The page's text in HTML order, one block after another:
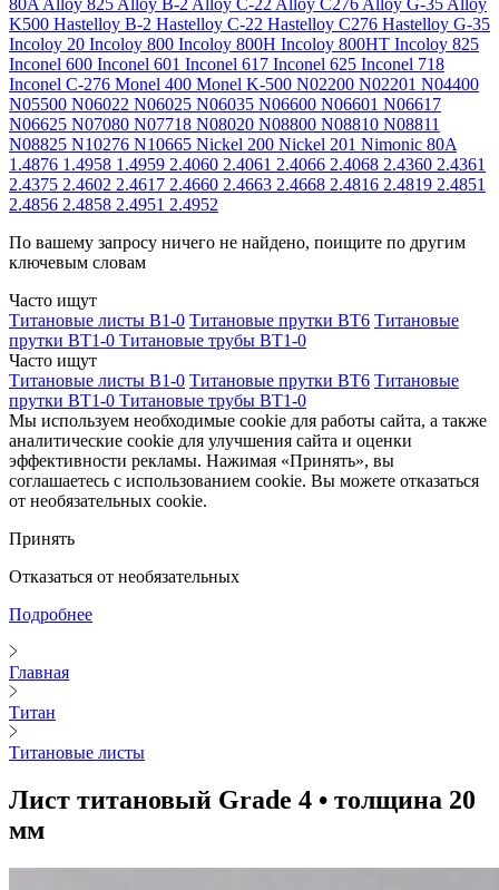
80A Alloy 825 Alloy B-2 Alloy C-22 Alloy C276 Alloy G-35 Alloy
K500 Hastelloy B-2 Hastelloy C-22 Hastelloy C276 Hastelloy G-35
Incoloy 20 Incoloy 800 Incoloy 800H Incoloy 800HT Incoloy 825
Inconel 600 Inconel 601 Inconel 617 Inconel 625 Inconel 718
Inconel C-276 Monel 400 Monel K-500 N02200 N02201 N04400
N05500 N06022 N06025 N06035 N06600 N06601 N06617
N06625 N07080 N07718 N08020 N08800 N08810 N08811
N08825 N10276 N10665 Nickel 200 Nickel 201 Nimonic 80A
1.4876 1.4958 1.4959 2.4060 2.4061 2.4066 2.4068 2.4360 2.4361
2.4375 2.4602 2.4617 2.4660 2.4663 2.4668 2.4816 2.4819 2.4851
2.4856 2.4858 2.4951 2.4952
По вашему запросу ничего не найдено, поищите по другим
ключевым словам
Часто ищут
Титановые листы В1-0 Титановые прутки ВТ6 Титановые
прутки ВТ1-0 Титановые трубы ВТ1-0
Часто ищут
Титановые листы В1-0 Титановые прутки ВТ6 Титановые
прутки ВТ1-0 Титановые трубы ВТ1-0
Мы используем необходимые cookie для работы сайта, а также
аналитические cookie для улучшения сайта и оценки
эффективности рекламы. Нажимая «Принять», вы
соглашаетесь с использованием cookie. Вы можете отказаться
от необязательных cookie.
Принять
Отказаться от необязательных
Подробнее
Главная
Титан
Титановые листы
Лист титановый Grade 4 • толщина 20
мм